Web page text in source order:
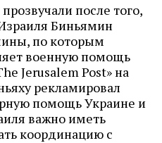
после того,
Биньямин
по которым
военную помощь
Jerusalem Post» на
рекламировал
помощь Украине и
важно иметь
координацию с